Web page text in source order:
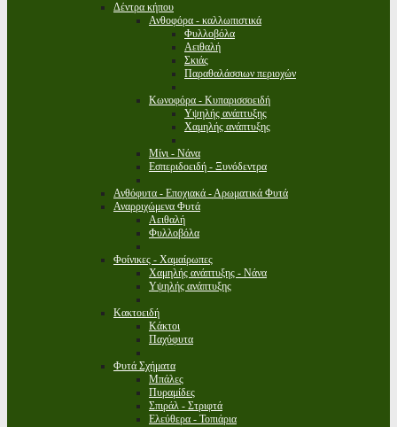
Δέντρα κήπου
Ανθοφόρα - καλλωπιστικά
Φυλλοβόλα
Αειθαλή
Σκιάς
Παραθαλάσσιων περιοχών
Κωνοφόρα - Κυπαρισσοειδή
Υψηλής ανάπτυξης
Χαμηλής ανάπτυξης
Μίνι - Νάνα
Εσπεριδοειδή - Ξυνόδεντρα
Ανθόφυτα - Εποχιακά - Αρωματικά Φυτά
Αναρριχώμενα Φυτά
Αειθαλή
Φυλλοβόλα
Φοίνικες - Χαμαίρωπες
Χαμηλής ανάπτυξης - Νάνα
Υψηλής ανάπτυξης
Κακτοειδή
Κάκτοι
Παχύφυτα
Φυτά Σχήματα
Μπάλες
Πυραμίδες
Σπιράλ - Στριφτά
Ελεύθερα - Τοπιάρια